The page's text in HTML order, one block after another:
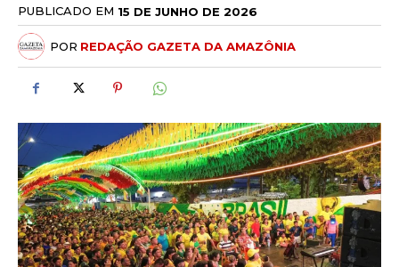
PUBLICADO EM 15 DE JUNHO DE 2026
POR REDAÇÃO GAZETA DA AMAZÔNIA